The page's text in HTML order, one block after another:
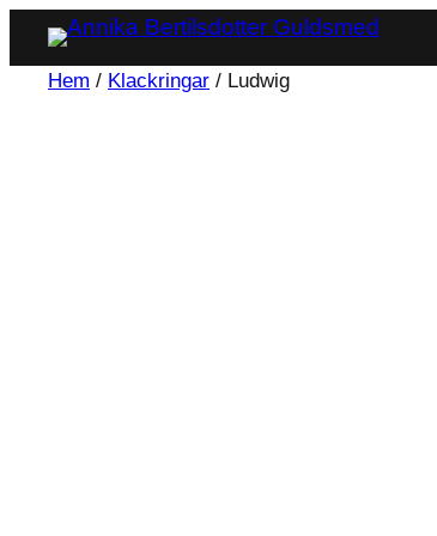
Hoppa
innehåll
Hem / Klackringar / Ludwig